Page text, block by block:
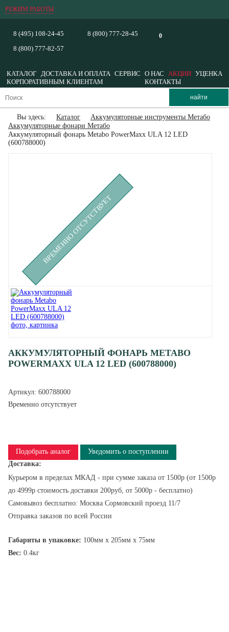
РЕЖИМ РАБОТЫ
0
8 (495) 108-24-45
8 (800) 777-82-57
8 (800) 777-28-45
КАТАЛОГ ДОСТАВКА И ОПЛАТА СЕРВИС О НАС АКЦИИ УЦЕНКА
КОРПОРАТИВНЫМ КЛИЕНТАМ
КОНТАКТЫ
Вы здесь: Каталог
Аккумуляторные инструменты Метабо
Аккумуляторные фонари Метабо
Аккумуляторный фонарь Metabo PowerMaxx ULA 12 LED
(600788000)
ВРЕМЕННО ОТСУТСТВУЕТ
АККУМУЛЯТОРНЫЙ ФОНАРЬ METABO
POWERMAXX ULA 12 LED (600788000)
Артикул: 600788000
Временно отсутствует
Подобрать аналог
Уведомить о поступлении
Доставка:
Курьером в пределах МКАД - при сумме заказа от 1500р (от 1500р
до 4999р стоимость доставки 200руб, от 5000р - бесплатно)
Самовывоз бесплатно: Москва Сормовский проезд 11/7
Отправка заказов по всей России
Габариты в упаковке: 100мм x 205мм x 75мм
Вес: 0.4кг